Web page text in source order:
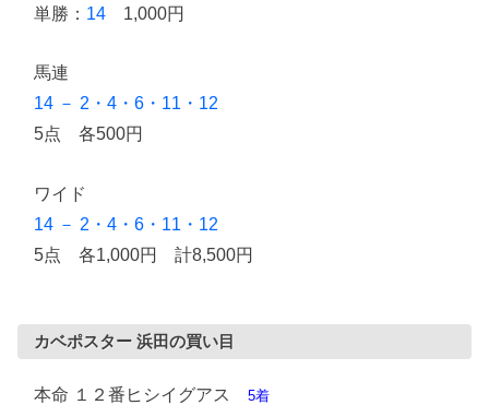
単勝： 14 1,000円
馬連
14 － 2・4・6・11・12
5点 各500円
ワイド
14 － 2・4・6・11・12
5点 各1,000円 計8,500円
カベポスター 浜田の買い目
本命 １２番ヒシイグアス5着